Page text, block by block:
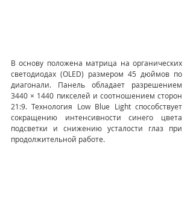
В основу положена матрица на органических
светодиодах (OLED) размером 45 дюймов по
диагонали. Панель обладает разрешением
3440 × 1440 пикселей и соотношением сторон
21:9. Технология Low Blue Light способствует
сокращению интенсивности синего цвета
подсветки и снижению усталости глаз при
продолжительной работе.